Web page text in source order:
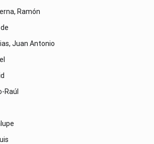
Ramón
Juan Antonio
Raúl